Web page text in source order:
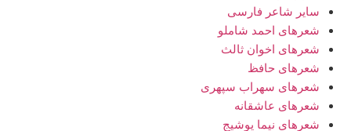
سایر شاعر فارسی
شعرهای احمد شاملو
شعرهای اخوان ثالث
شعرهای حافظ
شعرهای سهراب سپهری
شعرهای عاشقانه
شعرهای نیما یوشیج